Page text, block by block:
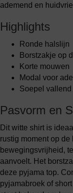
ademend en
Highlights
Ronde halslijn
Borstzakje op
Korte mouwen
Modal voor
Soepel vallend
Pasvorm en
Dit witte shirt is
rustig moment op
bewegingsvrijheid,
aanvoelt. Het
deze pyjama top.
pyjamabroek of